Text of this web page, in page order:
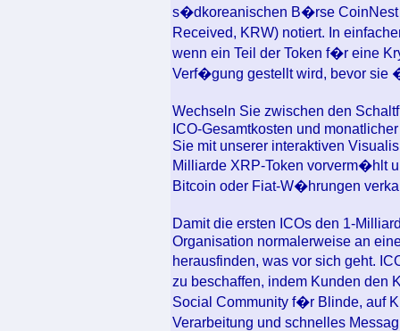
s�dkoreanischen B�rse
Received, KRW) notiert. In
wenn ein Teil der Token f�r eine
Verf�gung gestellt wird, bevor sie
Wechseln Sie zwischen den
ICO-Gesamtkosten und
Sie mit unserer interaktiven
Milliarde XRP-Token vorverm�hlt
Bitcoin oder Fiat-W�hrungen
Damit die ersten ICOs den 1-
Organisation normalerweise an
herausfinden, was vor sich geht.
zu beschaffen, indem Kunden den
Social Community f�r Blinde, auf
Verarbeitung und schnelles